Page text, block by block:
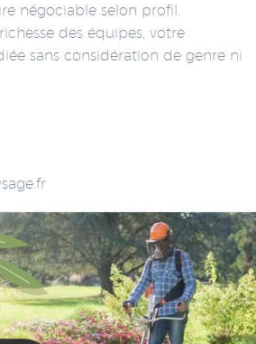
négociable selon profil.
des équipes, votre
sans considération de genre ni